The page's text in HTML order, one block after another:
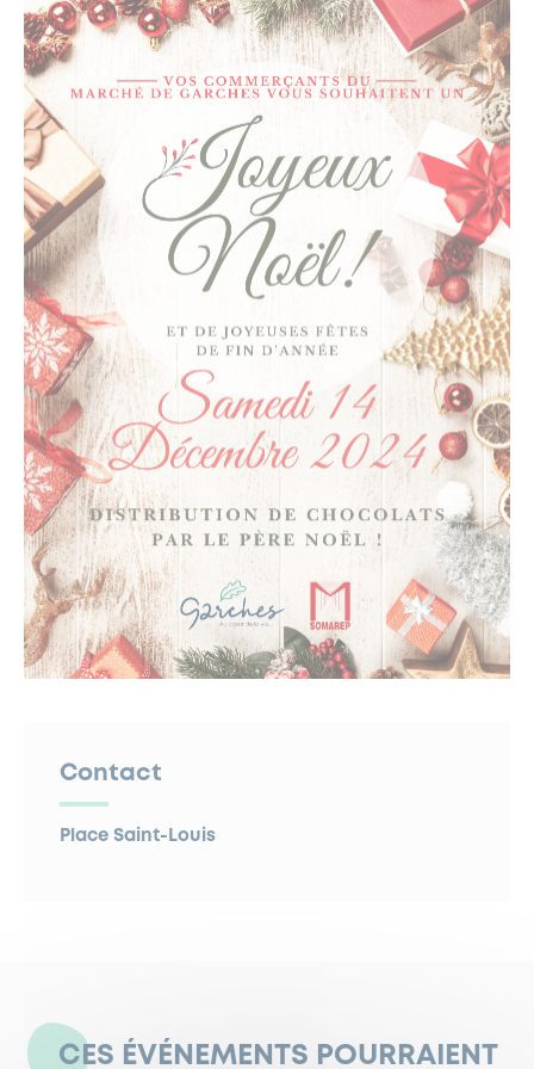
Contact
Place Saint-Louis
CES ÉVÉNEMENTS POURRAIENT